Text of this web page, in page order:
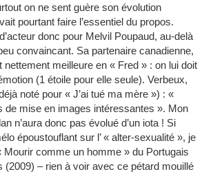
on ne sent guère son évolution
pourtant faire l’essentiel du propos.
donc pour Melvil Poupaud, au-delà
convaincant. Sa partenaire canadienne,
meilleure en « Fred » : on lui doit
(1 étoile pour elle seule). Verbeux,
noté pour « J’ai tué ma mère ») : «
de mise en images intéressantes ». Mon
n’aura donc pas évolué d’un iota ! Si
époustouflant sur l’ « alter-sexualité », je
Mourir comme un homme » du Portugais
(2009) – rien à voir avec ce pétard mouillé